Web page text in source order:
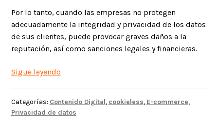
Por lo tanto, cuando las empresas no protegen
adecuadamente la integridad y privacidad de los datos
de sus clientes, puede provocar graves daños a la
reputación, así como sanciones legales y financieras.
Sigue leyendoPrivacidad
Datos
Categorías: Contenido Digital, cookieless, E-commerce,
Privacidad de datos